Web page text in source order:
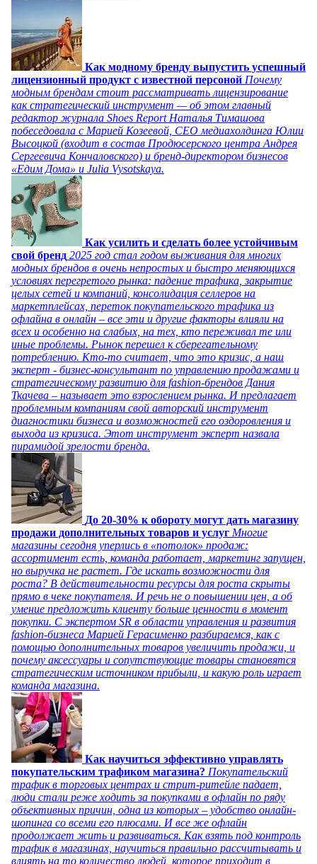
Как модному бренду выпустить успешный
лицензионный продукт с известной персоной Почему
модным брендам стоит рассматривать лицензирование
как стратегический инструмент — об этом главный
редактор журнала Shoes Report Наталья Тимашова
побеседовала с Марией Козеевой, СЕО медиахолдинга Юлии
Высоцкой (входит в состав Продюсерского центра Андрея
Сергеевича Кончаловского) и бренд-директором бизнесов
«Едим Дома» и Julia Vysotskaya.
Как усилить и сделать более устойчивым
свой бренд 2025 год стал годом выживания для многих
модных брендов в очень непростых и быстро меняющихся
условиях перегретого рынка: падение трафика, закрытие
целых сетей и компаний, консолидация селлеров на
маркетплейсах, переток покупательского трафика из
офлайна в онлайн – все эти и другие факторы влияли на
всех и особенно на слабых, на тех, кто переживал те или
иные проблемы. Рынок перешел к сберегательному
потреблению. Кто-то считает, что это кризис, а наш
эксперт - бизнес-консультант по управлению продажами и
стратегическому развитию для fashion-брендов Дания
Ткачева – называет это взрослением рынка. И предлагает
проблемным компаниям свой авторский инструмент
диагностики бизнеса и возможностей его оздоровления и
выхода из кризиса. Этот инструмент эксперт назвала
пирамидой зрелости бренда.
До 20-30% к обороту могут дать магазину
продажи дополнительных товаров и услуг Многие
магазины сегодня уперлись в «потолок» продаж:
ассортимент есть, команда работает, маркетинг запущен,
но выручка не растет. Где искать возможности для
роста? В действительности ресурсы для роста скрыты
прямо в чеке покупателя. И речь не о повышении цен, а об
умение предложить клиенту больше ценности в момент
покупки. С экспертом SR в области управления и развития
fashion-бизнеса Марией Герасименко разбираемся, как с
помощью дополнительных товаров увеличить продажи, и
почему аксессуары и сопутствующие товары становятся
стратегическим источником прибыли, и какую роль играет
команда магазина.
Как научиться эффективно управлять
покупательским трафиком магазина? Покупательский
трафик в торговых центрах и стрит-ритейле падает,
люди стали реже ходить за покупками в офлайн по ряду
объективных причин, одна из которых – удобство онлайн-
шопинга со всеми его плюсами. И все же офлайн
продолжает жить и развиваться. Как взять под контроль
трафик в магазинах, научиться правильно рассчитывать и
влиять на то количество людей, которое приходит в